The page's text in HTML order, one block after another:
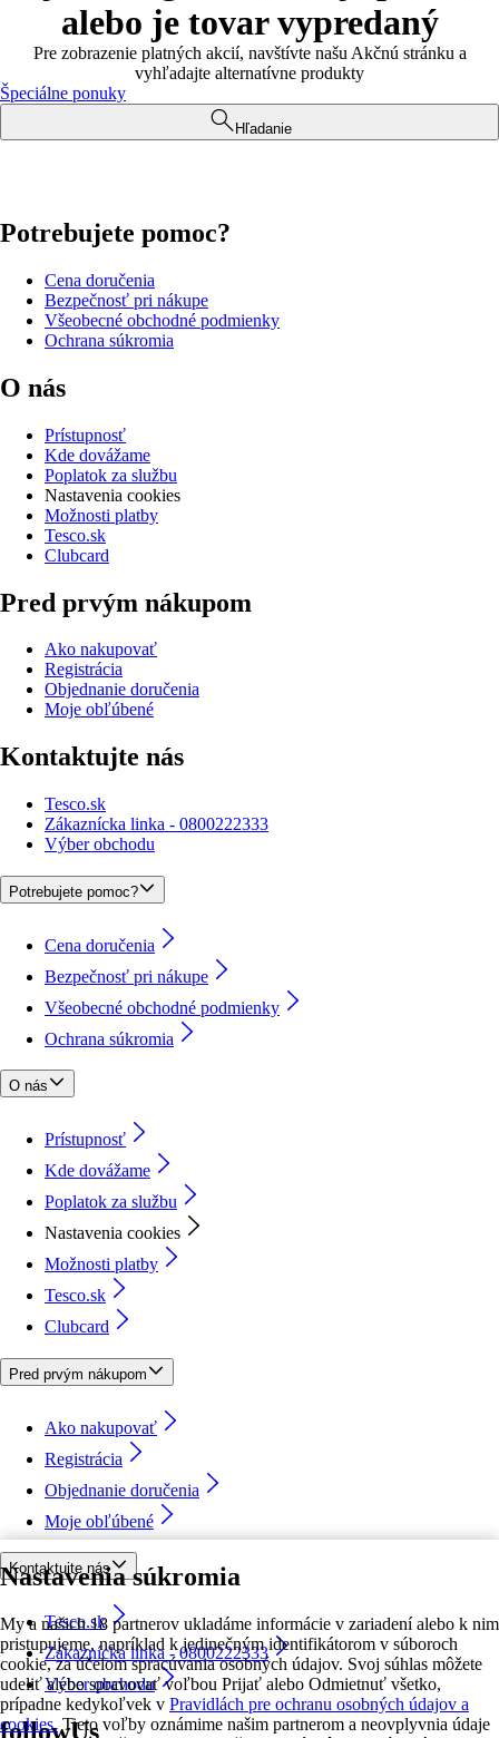
Nastavenia súkromia
My a našich 18 partnerov ukladáme informácie v zariadení alebo k nim
pristupujeme, napríklad k jedinečným identifikátorom v súboroch
cookie, za účelom spracúvania osobných údajov. Svoj súhlas môžete
udeliť alebo spravovať voľbou Prijať alebo Odmietnuť všetko,
prípadne kedykoľvek v Pravidlách pre ochranu osobných údajov a
cookies. Tieto voľby oznámime našim partnerom a neovplyvnia údaje
alebo je tovar vypredaný
Pre zobrazenie platných akcií, navštívte našu Akčnú stránku a
vyhľadajte alternatívne produkty
Špeciálne ponuky
Hľadanie
Potrebujete pomoc?
Cena doručenia
Bezpečnosť pri nákupe
Všeobecné obchodné podmienky
Ochrana súkromia
O nás
Prístupnosť
Kde dovážame
Poplatok za službu
Nastavenia cookies
Možnosti platby
Tesco.sk
Clubcard
Pred prvým nákupom
Ako nakupovať
Registrácia
Objednanie doručenia
Moje obľúbené
Kontaktujte nás
Tesco.sk
Zákaznícka linka - 0800222333
Výber obchodu
Potrebujete pomoc?
Cena doručenia
Bezpečnosť pri nákupe
Všeobecné obchodné podmienky
Ochrana súkromia
O nás
Prístupnosť
Kde dovážame
Poplatok za službu
Nastavenia cookies
Možnosti platby
Tesco.sk
Clubcard
Pred prvým nákupom
Ako nakupovať
Registrácia
Objednanie doručenia
Moje obľúbené
Kontaktujte nás
Tesco.sk
Zákaznícka linka - 0800222333
Výber obchodu
followUs